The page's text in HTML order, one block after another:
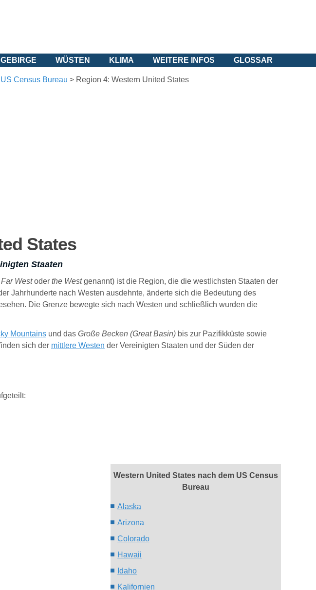
GEBIRGE WÜSTEN KLIMA WEITERE INFOS GLOSSAR
US Census Bureau > Region 4: Western United States
States
Staaten
Far Westoder the West genannt) ist die Region, die die westlichsten Staaten der
Jahrhunderte nach Westen ausdehnte, änderte sich die Bedeutung des
Die Grenze bewegte sich nach Westen und schließlich wurden die
Mountains und das Große Becken (Great Basin) bis zur Pazifikküste sowie
sich der mittlere Westen der Vereinigten Staaten und der Süden der
Western United States nach dem US Census
Bureau
Alaska
Arizona
Colorado
Hawaii
Idaho
Ka lifornien